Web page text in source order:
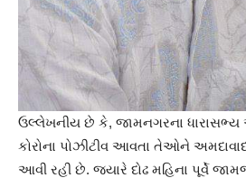
ઉલ્લેખનીય છે કે, જામનગરના
કોરોના પોઝીટીવ આવતા તેઓને
આવી રહી છે. જયારે દોઢ મહિના પૂર્વે